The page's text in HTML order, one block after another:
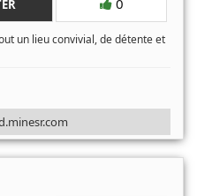
0
un lieu convivial, de détente et